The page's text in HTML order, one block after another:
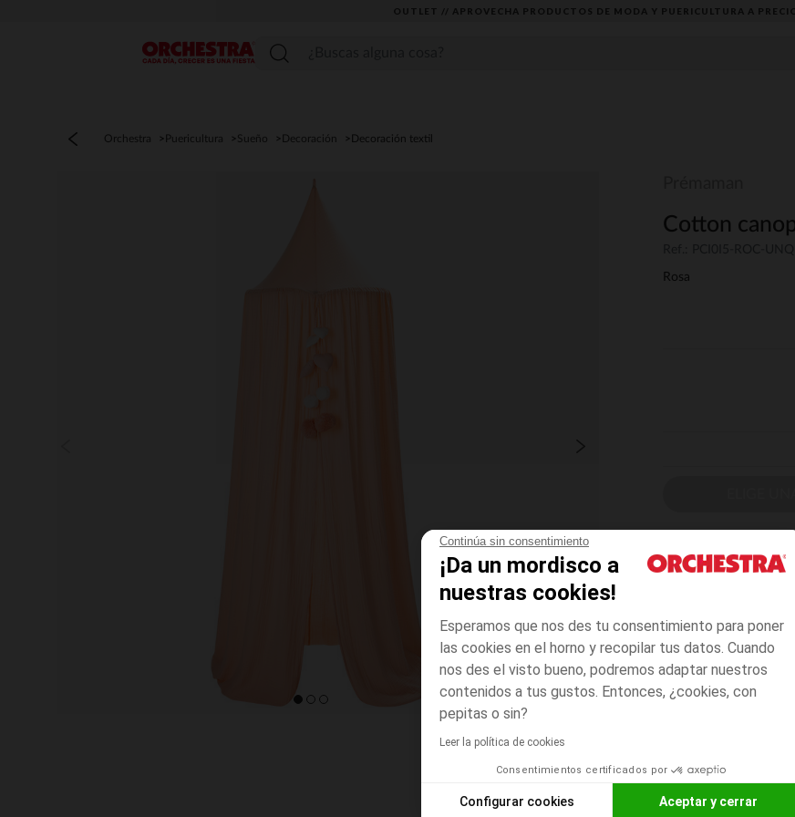
Continúa sin consentimiento
¡Da un mordisco a
nuestras cookies!
Esperamos que nos des tu consentimiento para poner
las cookies en el horno y recopilar tus datos. Cuando
nos des el visto bueno, podremos adaptar nuestros
contenidos a tus gustos. Entonces, ¿cookies, con
pepitas o sin?
Leer la política de cookies
Consentimientos certificados por
Configurar cookies Aceptar y cerrar
OUTLET // APROVECHA PRODUCTOS DE MODA Y PUERICULTURA A
Menú
Orchestra Puericultura Sueño Decoración Decoración textil
Cotton
Rosa
MODOS DE
Entrega a